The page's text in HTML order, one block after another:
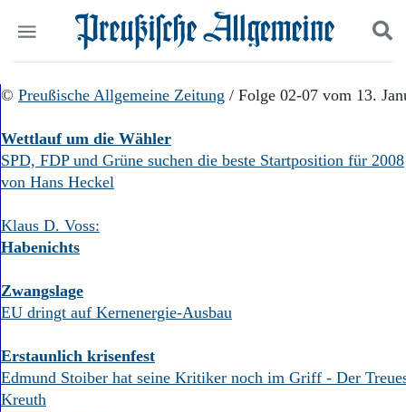
Start
Wer wir sind
Politik
Wirtschaft
Panorama
Danzig und Westpreußen
Suchen und finden
© Preußische Allgemeine Zeitung / Folge 02-07 vom 13.
Wettlauf um die Wähler
SPD, FDP und Grüne suchen die beste Startposition für 2008
von Hans Heckel
Klaus D. Voss:
Habenichts
Zwangslage
EU dringt auf Kernenergie-Ausbau
Erstaunlich krisenfest
Edmund Stoiber hat seine Kritiker noch im Griff - Der
Kreuth